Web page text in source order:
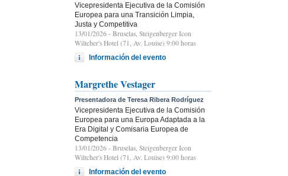
Vicepresidenta Ejecutiva de la Comisión
Europea para una Transición Limpia,
Justa y Competitiva
13/01/2026 - Bruselas, Steigenberger Icon
Wiltcher's Hotel (71, Av. Louise) 9:00 horas
Información del evento
Margrethe Vestager
Presentadora de Teresa Ribera Rodríguez
Vicepresidenta Ejecutiva de la Comisión
Europea para una Europa Adaptada a la
Era Digital y Comisaria Europea de
Competencia
13/01/2026 - Bruselas, Steigenberger Icon
Wiltcher's Hotel (71, Av. Louise) 9:00 horas
Información del evento